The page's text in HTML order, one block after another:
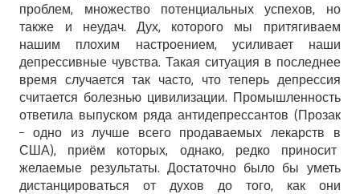
проблем, множество потенциальных успехов, но
также и неудач. Дух, которого мы притягиваем
нашим плохим настроением, усиливает наши
депрессивные чувства. Такая ситуация в последнее
время случается так часто, что теперь депрессия
считается болезнью цивилизации. Промышленность
ответила выпуском ряда антидепрессантов (Прозак
– одно из лучше всего продаваемых лекарств в
США), приём которых, однако, редко приносит
желаемые результаты. Достаточно было бы уметь
дистанцироваться от духов до того, как они